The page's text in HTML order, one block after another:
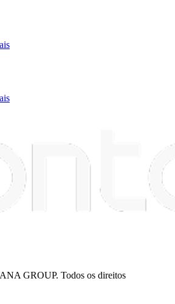
GROUP. Todos os direitos